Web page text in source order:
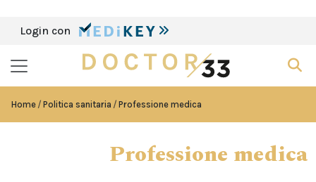
Login con
Home Politica sanitaria Professione medica
Professione medica